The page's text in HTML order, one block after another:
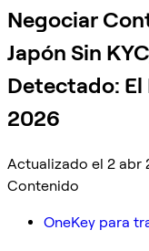
Negociar
Japón Sin
Detectado: El
2026
Actualizado el 2 abr
Contenido
OneKey para